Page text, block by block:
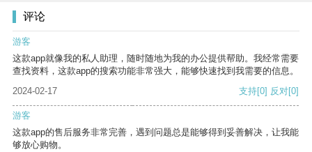
评论
游客
这款app就像我的私人助理，随时随地为我的办公提供帮助。我经常需要
查找资料，这款app的搜索功能非常强大，能够快速找到我需要的信息。
2024-02-17
支持[0] 反对[0]
游客
这款app的售后服务非常完善，遇到问题总是能够得到妥善解决，让我能
够放心购物。